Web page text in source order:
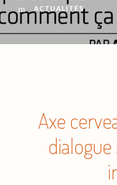
ACTUALITÉS
Axe